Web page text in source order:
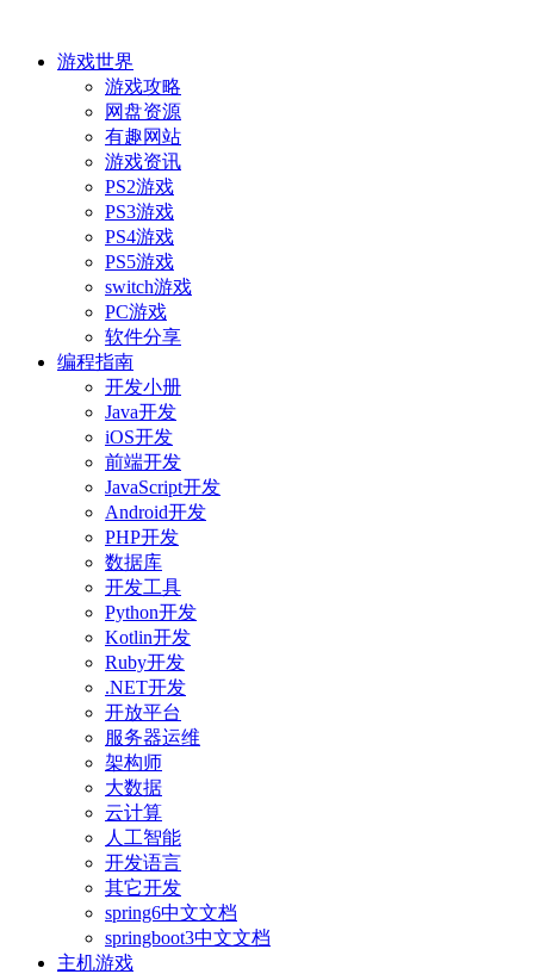
游戏世界
游戏攻略
网盘资源
有趣网站
游戏资讯
PS2游戏
PS3游戏
PS4游戏
PS5游戏
switch游戏
PC游戏
软件分享
编程指南
开发小册
Java开发
iOS开发
前端开发
JavaScript开发
Android开发
PHP开发
数据库
开发工具
Python开发
Kotlin开发
Ruby开发
.NET开发
开放平台
服务器运维
架构师
大数据
云计算
人工智能
开发语言
其它开发
spring6中文文档
springboot3中文文档
主机游戏